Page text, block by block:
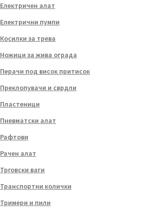
Електричен алат
Електрични пумпи
Косилки за трева
Ножици за жива ограда
Перачи под висок притисок
Преклопувачи и сврдли
Пластеници
Пневматски алат
Рафтови
Рачен алат
Трговски ваги
Транспортни колички
Тримери и пили